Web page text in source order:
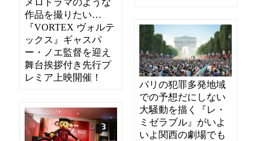
メロドラマのような
作品を撮りたい…
『VORTEX ヴォルテ
ックス』ギャスパ
ー・ノエ監督を迎え
舞台挨拶付き先行プ
レミア上映開催！
パリの犯罪多発地域
での予想だにしない
大騒動を描く『レ・
ミゼラブル』がいよ
いよ関西の劇場でも